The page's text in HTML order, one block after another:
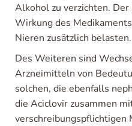
Alkohol zu verzichten.
Wirkung des
Nieren zusätzlich belasten.
Des Weiteren sind
Arzneimitteln von
solchen, die ebenfalls
die Aciclovir zusammen
verschreibungspflichtigen